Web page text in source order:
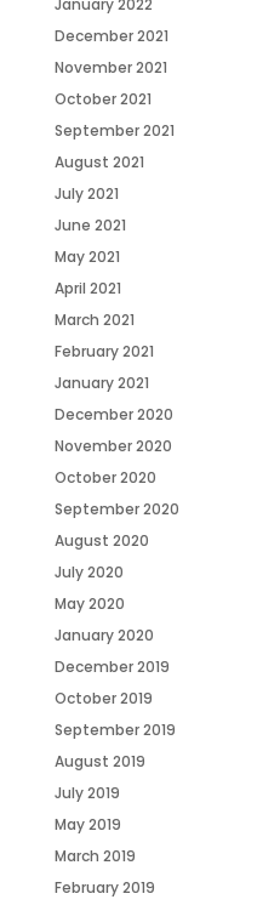
January 2022
December 2021
November 2021
October 2021
September 2021
August 2021
July 2021
June 2021
May 2021
April 2021
March 2021
February 2021
January 2021
December 2020
November 2020
October 2020
September 2020
August 2020
July 2020
May 2020
January 2020
December 2019
October 2019
September 2019
August 2019
July 2019
May 2019
March 2019
February 2019